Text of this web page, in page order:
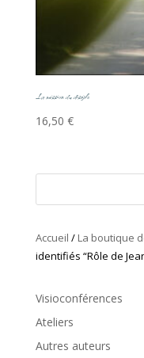
La mission du disciple
16,50 €
Accueil / La boutique
identifiés “Rôle de
Visioconférences
Ateliers
Autres auteurs